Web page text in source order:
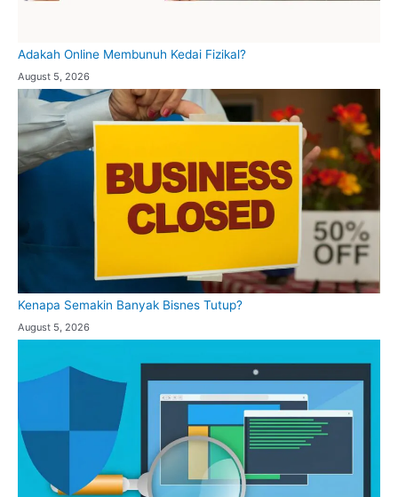
Adakah Online Membunuh Kedai Fizikal?
August 5, 2026
Kenapa Semakin Banyak Bisnes Tutup?
August 5, 2026